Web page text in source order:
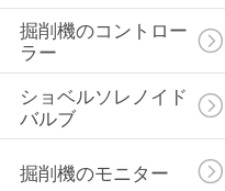
掘削機のコントロー
ラー
ショベルソレノイド
バルブ
掘削機のモニター